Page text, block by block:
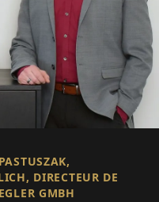
DIRECTEUR DE
GMBH